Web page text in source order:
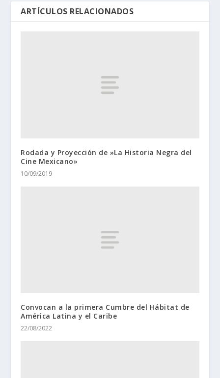
ARTÍCULOS RELACIONADOS
Rodada y Proyección de »La Historia Negra del
Cine Mexicano»
10/09/2019
Convocan a la primera Cumbre del Hábitat de
América Latina y el Caribe
22/08/2022